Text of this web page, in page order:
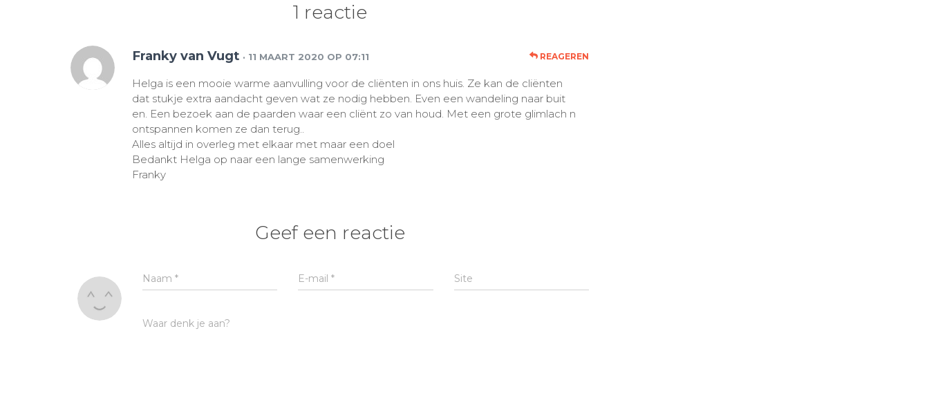
1 reactie
Franky van Vugt · 11 MAART 2020 OP 07:11
Helga is een mooie warme aanvulling voor de cliënten in ons huis. Ze kan de cliënten
dat stukje extra aandacht geven wat ze nodig hebben. Even een wandeling naar buit
en. Een bezoek aan de paarden waar een cliënt zo van houd. Met een grote glimlach n
ontspannen komen ze dan terug..
Alles altijd in overleg met elkaar met maar een doel
Bedankt Helga op naar een lange samenwerking
Franky
REAGEREN
Geef een reactie
Naam * E-mail* Site
Waar denk je aan?